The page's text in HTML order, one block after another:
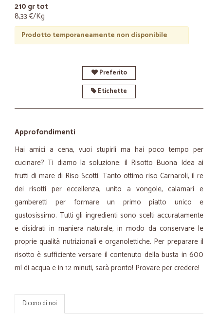
210 gr tot
8,33 €/Kg
Prodotto temporaneamente non disponibile
Preferito
Etichette
Approfondimenti
Hai amici a cena, vuoi stupirli ma hai poco tempo per
cucinare? Ti diamo la soluzione: il Risotto Buona Idea ai
frutti di mare di Riso Scotti. Tanto ottimo riso Carnaroli, il re
dei risotti per eccellenza, unito a vongole, calamari e
gamberetti per formare un primo piatto unico e
gustosissimo. Tutti gli ingredienti sono scelti accuratamente
e disidrati in maniera naturale, in modo da conservare le
proprie qualità nutrizionali e organolettiche. Per preparare il
risotto è sufficiente versare il contenuto della busta in 600
ml di acqua e in 12 minuti, sarà pronto! Provare per credere!
Dicono di noi